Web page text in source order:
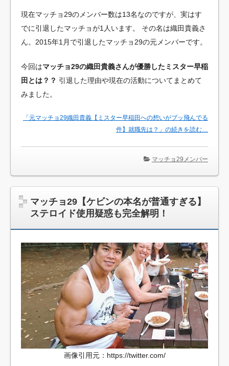
現在マッチョ29のメンバー数は13名なのですが、実はす
でに引退したマッチョが1人います。
その名は織田貴義さ
ん。2015年1月で引退したマッチョ29の元メンバーです。
今回はマッチョ29の織田貴義さんが優勝したミスター早稲
田とは？？ 引退した理由や現在の活動についてまとめて
みました。
「元マッチョ29織田貴義【ミスター早稲田への想いがブッ飛んでる
件】就職先は？」の続きを読む…
マッチョ29メンバー
マッチョ29【ケビンの本名が普通すぎる】
ステロイド使用疑惑も完全解明！
画像引用元：https://twitter.com/